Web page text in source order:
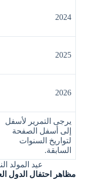
2024
2025
2026
يرجى التمرير لأسفل
إلى أسفل الصفحة
لتواريخ السنوات
السابقة.
عيد المولد النبوي 2023
مظاهر احتفال الدول